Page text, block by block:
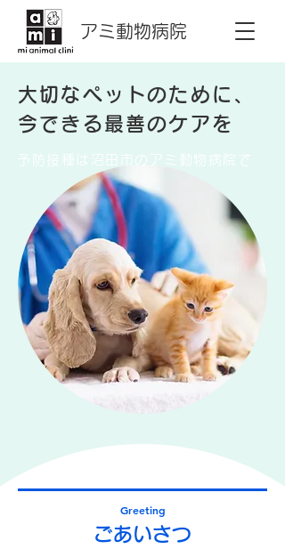
アミ動物病院
大切なペットのために、
今できる最善のケアを
予防接種は沼田市のアミ動物病院で
Greeting
ごあいさつ